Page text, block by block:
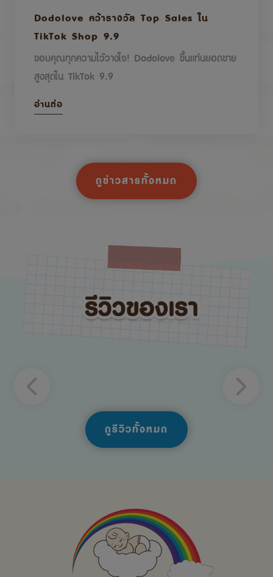
Dodolove คว้ารางวัล Top Sales ใน
TikTok Shop 9.9
ขอบคุณทุกความไว้วางใจ! Dodolove ขึ้นแท่นยอดขาย
สูงสุดใน TikTok 9.9
อ่านต่อ
ดูข่าวสารทั้งหมด
ดูรีวิวทั้งหมด